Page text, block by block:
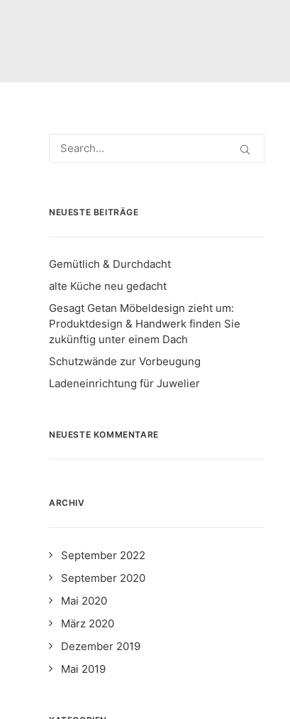
NEUESTE BEITRÄGE
Gemütlich & Durchdacht
alte Küche neu gedacht
Gesagt Getan Möbeldesign zieht um:
Produktdesign & Handwerk finden Sie
zukünftig unter einem Dach
Schutzwände zur Vorbeugung
Ladeneinrichtung für Juwelier
NEUESTE KOMMENTARE
ARCHIV
September 2022
September 2020
Mai 2020
März 2020
Dezember 2019
Mai 2019